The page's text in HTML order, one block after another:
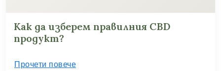
Как да изберем правилния CBD
продукт?
Прочети повече